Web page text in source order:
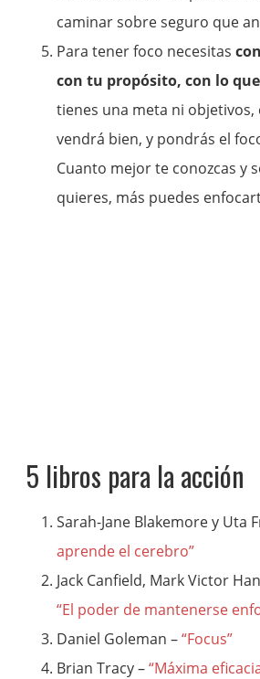
caminar sobre seguro que
Para tener foco necesitas
con tu propósito, con lo
tienes una meta ni
vendrá bien, y pondrás el
Cuanto mejor te conozcas y
quieres, más puedes
5 libros para la acción
Sarah-Jane Blakemore y Uta
aprende el cerebro”
Jack Canfield, Mark Victor
“El poder de mantenerse
Daniel Goleman –“Focus”
Brian Tracy –“Máxima